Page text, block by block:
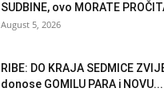
SUDBINE, ovo MORATE
August 5, 2026
RIBE: DO KRAJA SEDMICE
donose GOMILU PARA i NOVU...